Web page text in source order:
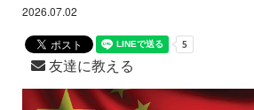
2026.07.02
友達に教える